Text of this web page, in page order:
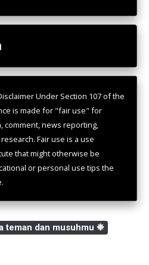
Under Section 107 of the
is made for "fair use" for
comment, news reporting,
Fair use is a use
that might otherwise be
or personal use tips the
teman dan musuhmu ❉